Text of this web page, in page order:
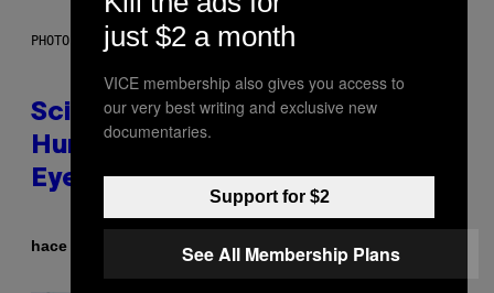
PHOTO: CSA IMAGES / GETTY IMAGES
Scientists Just Traced the
Human Eye Back to a Tiny One-
Eyed Creature
hace 23 minutos PorLuis Prada
just $2 a month
VICE membership also gives you access to
our very best writing and exclusive new
documentaries.
Support for $2
See All Membership Plans